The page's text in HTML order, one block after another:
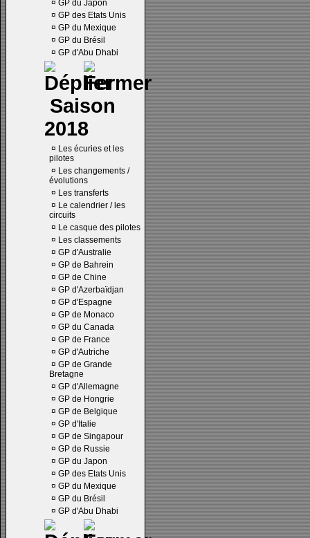
¤ GP du Japon
¤ GP des Etats Unis
¤ GP du Mexique
¤ GP du Brésil
¤ GP d'Abu Dhabi
Saison
2018
¤ Les écuries et les
pilotes
¤ Les changements /
évolutions
¤ Les transferts
¤ Le calendrier / les
circuits
¤ Le casque des pilotes
¤ Les classements
¤ GP d'Australie
¤ GP de Bahrein
¤ GP de Chine
¤ GP d'Azerbaïdjan
¤ GP d'Espagne
¤ GP de Monaco
¤ GP du Canada
¤ GP de France
¤ GP d'Autriche
¤ GP de Grande
Bretagne
¤ GP d'Allemagne
¤ GP de Hongrie
¤ GP de Belgique
¤ GP d'Italie
¤ GP de Singapour
¤ GP de Russie
¤ GP du Japon
¤ GP des Etats Unis
¤ GP du Mexique
¤ GP du Brésil
¤ GP d'Abu Dhabi